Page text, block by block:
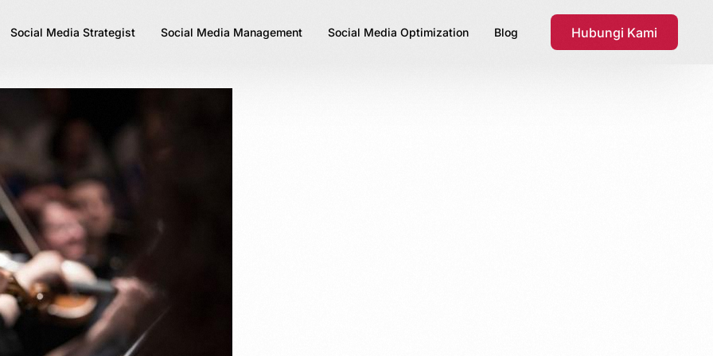
Social Media Strategist Social Media Management Social Media Optimization Blog Hubungi Kami